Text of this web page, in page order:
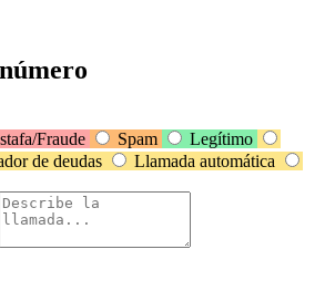
Fraude Spam
Legítimo
de deudas
Llamada automática